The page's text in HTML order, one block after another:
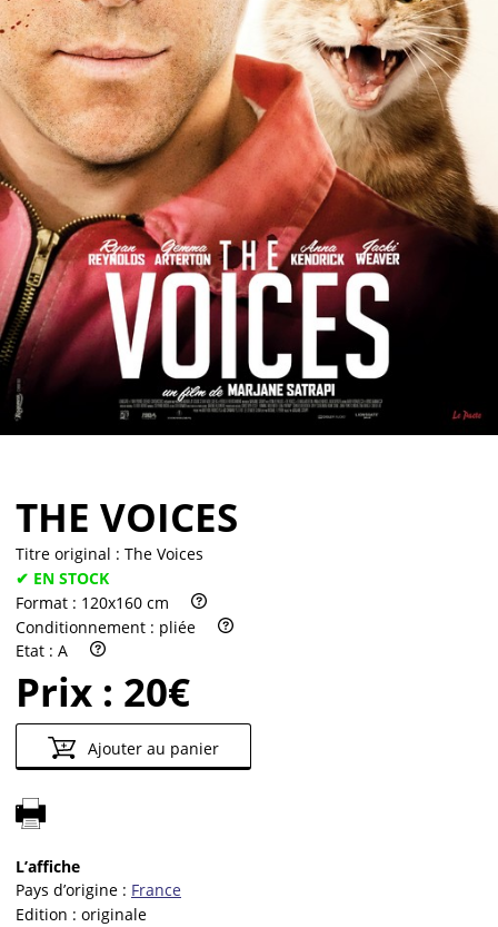
Vendre
THE VOICES
Titre original : The Voices
✔ EN STOCK
Format : 120x160 cm
Conditionnement : pliée
Etat : A
Prix : 20€
Ajouter au panier
L’affiche
Pays d’origine : France
Edition : originale